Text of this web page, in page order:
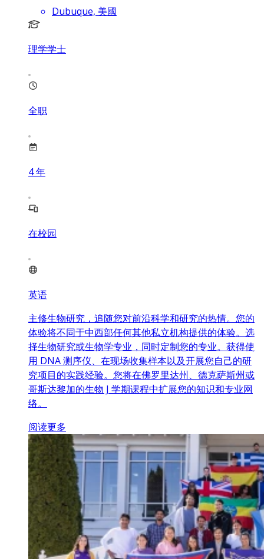
Dubuque, 美國
理学学士
全职
4年
在校园
英语
主修生物研究，追随您对前沿科学和研究的热情。您的
体验将不同于中西部任何其他私立机构提供的体验。选
择生物研究或生物学专业，同时定制您的专业。获得使
用 DNA 测序仪、在现场收集样本以及开展您自己的研
究项目的实践经验。您将在佛罗里达州、德克萨斯州或
哥斯达黎加的生物 J 学期课程中扩展您的知识和专业网
络。
阅读更多